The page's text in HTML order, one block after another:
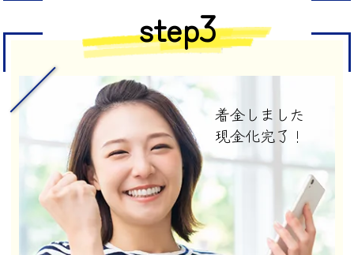
step3
着金しました
現金化完了！